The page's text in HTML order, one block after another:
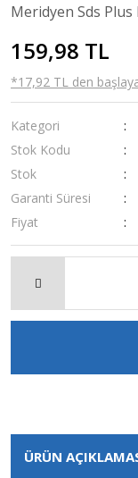
Meridyen Sds
159,98 TL
*17,92 TL den
Kategori
Stok Kodu
Stok
Garanti Süresi
Fiyat
ÜRÜN